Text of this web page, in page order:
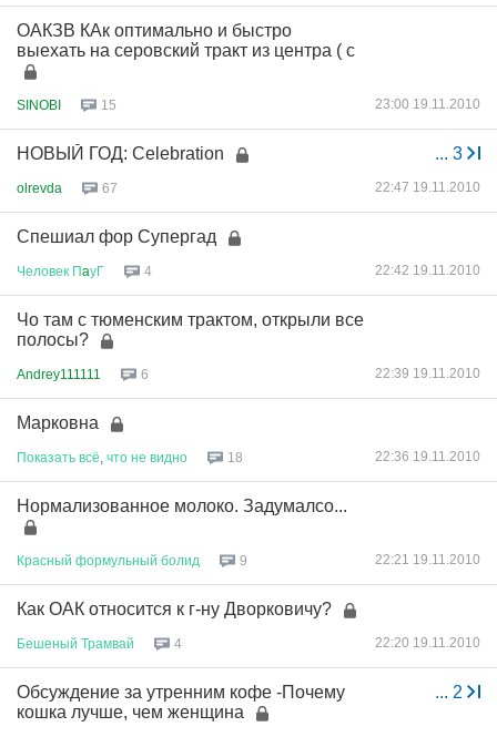
ОАКЗВ КАк оптимально и быстро
выехать на серовский тракт из центра ( с
SINOBI 15 23:00 19.11.2010
... 3
НОВЫЙ ГОД: Celebration
olrevda 67 22:47 19.11.2010
Спешиал фор Супергад
Человек ПaуГ 4 22:42 19.11.2010
Чо там с тюменским трактом, открыли все
полосы?
Andrey111111 6 22:39 19.11.2010
Марковна
Показать всё что не видно 18 22:36 19.11.2010
Нормализованное молоко. Задумалсо...
Красный формульный болид 9 22:21 19.11.2010
Как ОАК относится к г-ну Дворковичу?
Бешеный Трамвай 4 22:20 19.11.2010
... 2
Обсуждение за утренним кофе -Почему
кошка лучше, чем женщина